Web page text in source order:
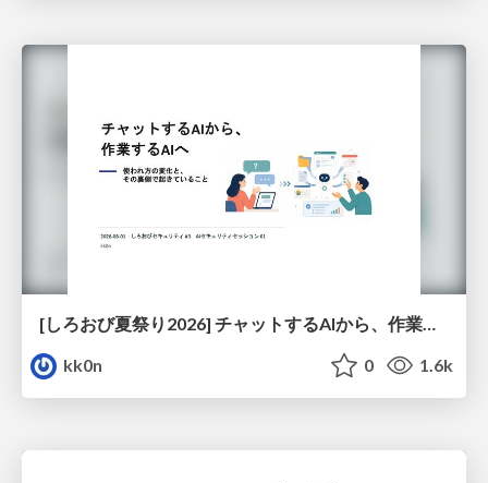
[しろおび夏祭り2026] チャットするAIから、作業するAIへ - 使われ方の変化と、その裏側で起きていること
kk0n
0 1.6k